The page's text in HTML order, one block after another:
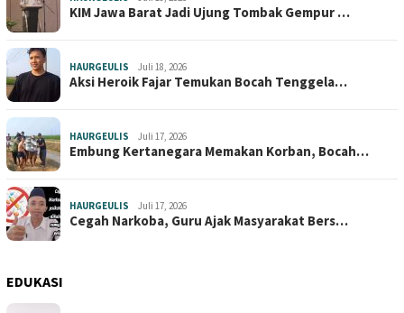
KIM Jawa Barat Jadi Ujung Tombak Gempur …
HAURGEULIS Juli 18, 2026
Aksi Heroik Fajar Temukan Bocah Tenggela…
HAURGEULIS Juli 17, 2026
Embung Kertanegara Memakan Korban, Bocah…
HAURGEULIS Juli 17, 2026
Cegah Narkoba, Guru Ajak Masyarakat Bers…
EDUKASI